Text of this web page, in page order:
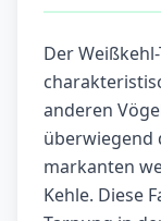
Der
anderen
überwiegend
markanten
Kehle. Diese